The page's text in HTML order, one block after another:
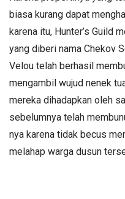
biasa kurang dapat
karena itu, Hunter’s Guild
yang diberi nama Chekov
Velou telah berhasil
mengambil wujud nenek
mereka dihadapkan oleh
sebelumnya telah
nya karena tidak becus
melahap warga dusun